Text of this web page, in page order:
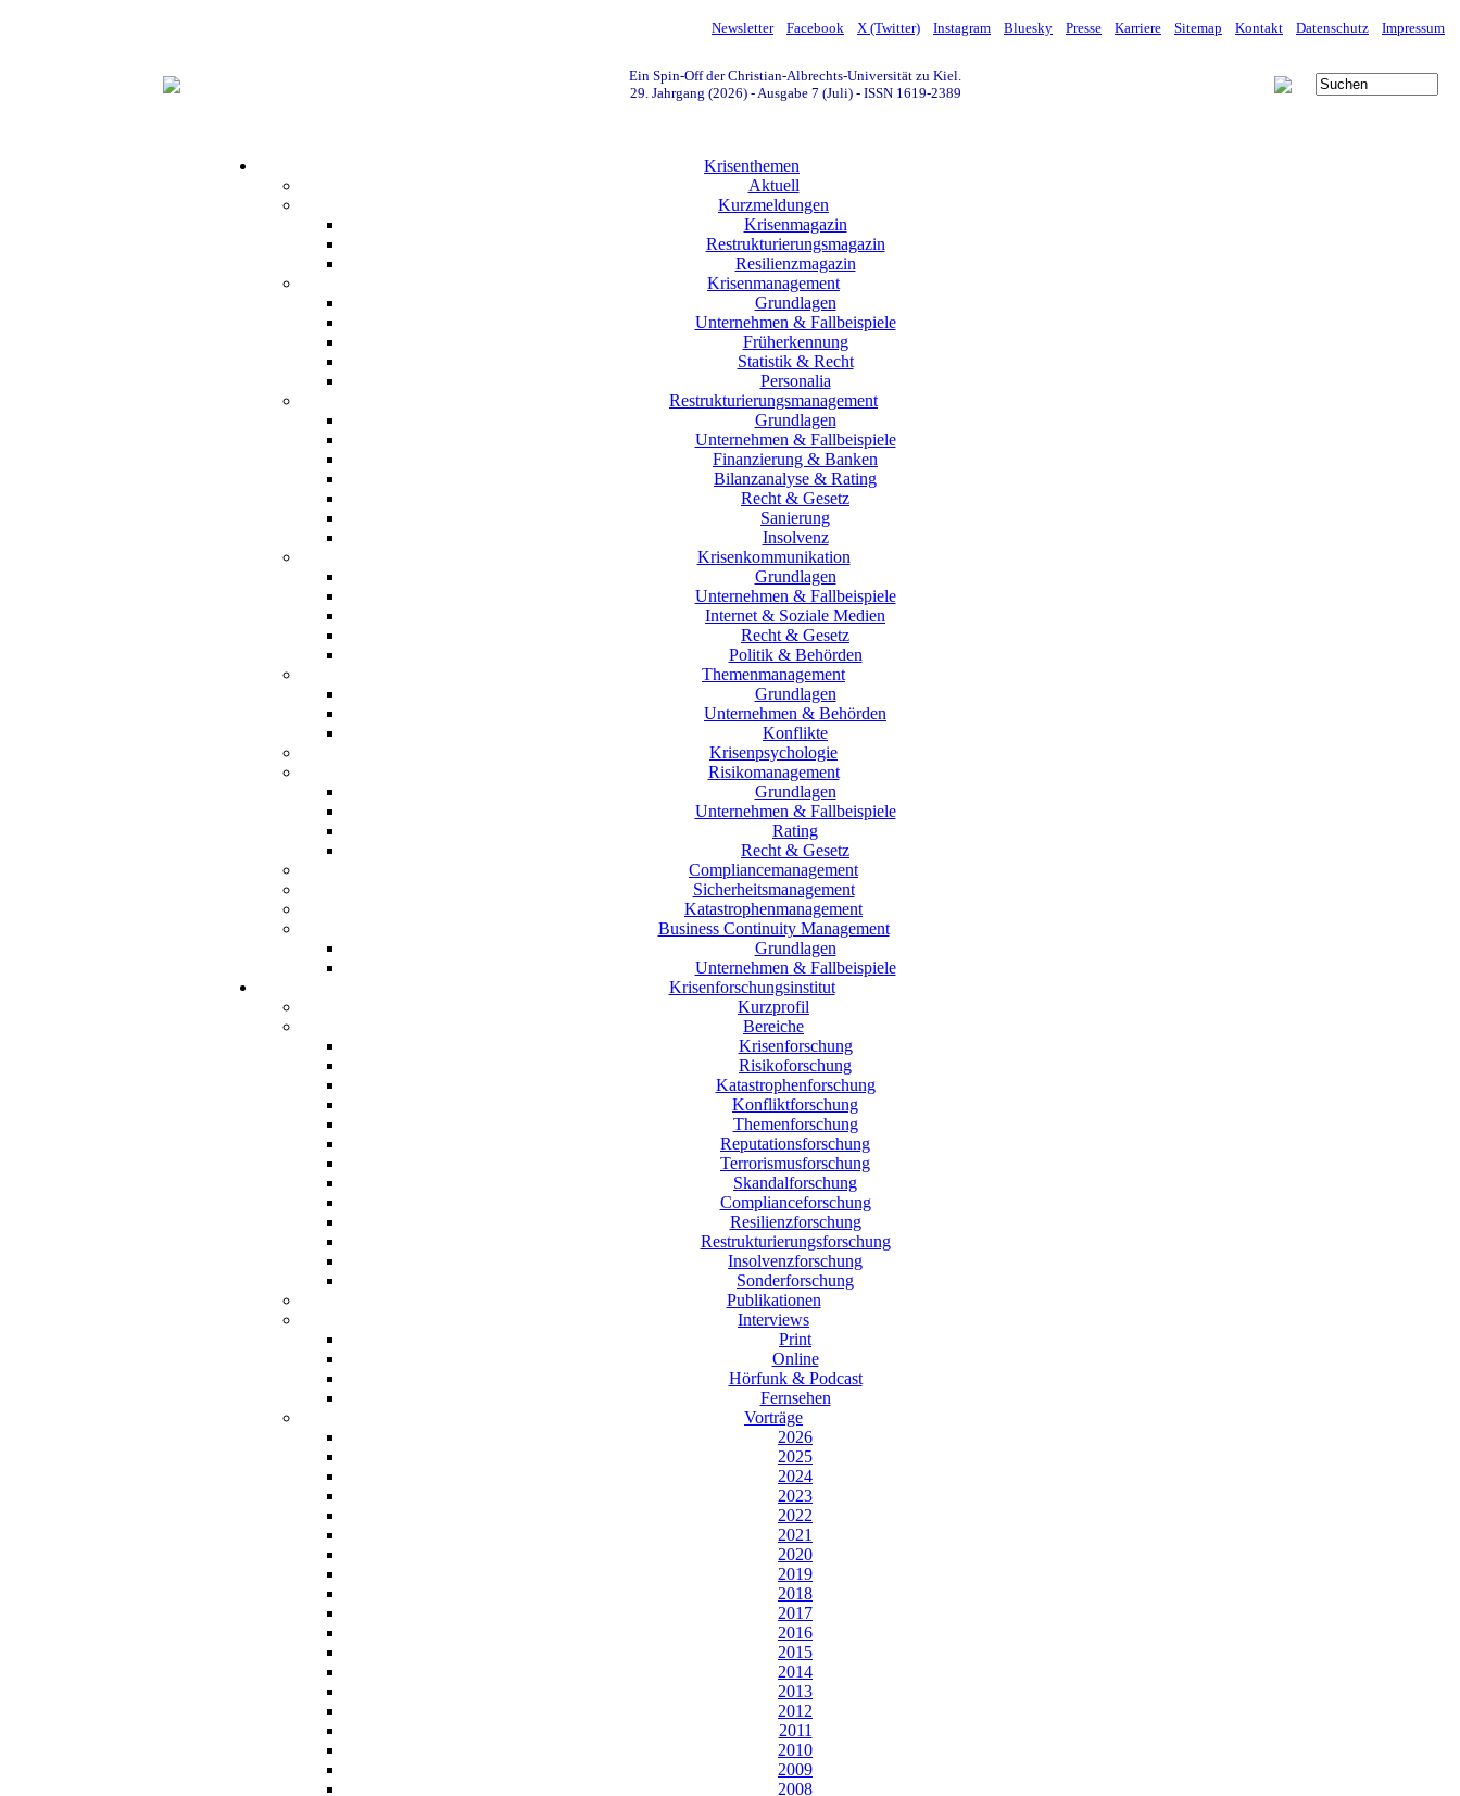
Newsletter Facebook X (Twitter) Instagram Bluesky Presse Karriere Sitemap Kontakt Datenschutz Impressum
Ein Spin-Off der Christian-Albrechts-Universität zu Kiel.
29. Jahrgang (2026) - Ausgabe 7 (Juli) - ISSN 1619-2389
Krisenthemen
Aktuell
Kurzmeldungen
Krisenmagazin
Restrukturierungsmagazin
Resilienzmagazin
Krisenmanagement
Grundlagen
Unternehmen & Fallbeispiele
Früherkennung
Statistik & Recht
Personalia
Restrukturierungsmanagement
Grundlagen
Unternehmen & Fallbeispiele
Finanzierung & Banken
Bilanzanalyse & Rating
Recht & Gesetz
Sanierung
Insolvenz
Krisenkommunikation
Grundlagen
Unternehmen & Fallbeispiele
Internet & Soziale Medien
Recht & Gesetz
Politik & Behörden
Themenmanagement
Grundlagen
Unternehmen & Behörden
Konflikte
Krisenpsychologie
Risikomanagement
Grundlagen
Unternehmen & Fallbeispiele
Rating
Recht & Gesetz
Compliancemanagement
Sicherheitsmanagement
Katastrophenmanagement
Business Continuity Management
Grundlagen
Unternehmen & Fallbeispiele
Krisenforschungsinstitut
Kurzprofil
Bereiche
Krisenforschung
Risikoforschung
Katastrophenforschung
Konfliktforschung
Themenforschung
Reputationsforschung
Terrorismusforschung
Skandalforschung
Complianceforschung
Resilienzforschung
Restrukturierungsforschung
Insolvenzforschung
Sonderforschung
Publikationen
Interviews
Print
Online
Hörfunk & Podcast
Fernsehen
Vorträge
2026
2025
2024
2023
2022
2021
2020
2019
2018
2017
2016
2015
2014
2013
2012
2011
2010
2009
2008